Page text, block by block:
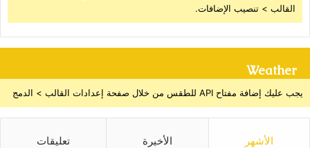
القالب > تنصيب الإضافات.
Weather
يجب عليك إضافة مفتاح API للطقس من خلال صفحة إعدادات القالب > الدمج
الأشهر الأخيرة تعليقات